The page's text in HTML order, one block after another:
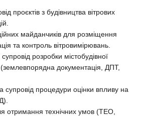
проєктів з будівництва вітрових
майданчиків для розміщення
та контроль вітровимірювань.
супровід розробки містобудівної
(землевпорядна документація, ДПТ,
супровід процедури оцінки впливу на
отримання технічних умов (ТЕО,